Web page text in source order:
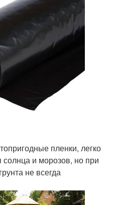
пленки, легко
и морозов, но при
не всегда